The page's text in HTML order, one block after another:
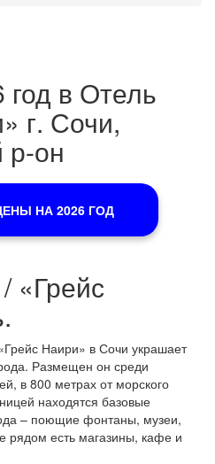
в Отель
г. Сочи,
р-он
НА 2026 ГОД
«Грейс
Наири» в Сочи украшает
Размещен он среди
в 800 метрах от морского
находятся базовые
– поющие фонтаны, музеи,
рядом есть магазины, кафе и